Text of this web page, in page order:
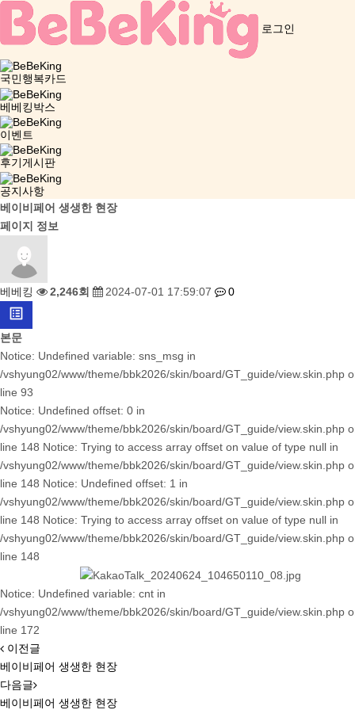
로그인
국민행복카드
베베킹박스
이벤트
후기게시판
공지사항
베이비페어 생생한 현장
페이지 정보
베베킹 2,246회 2024-07-01 17:59:07 0
list_alt
본문
Notice: Undefined variable: sns_msg in
/vshyung02/www/theme/bbk2026/skin/board/GT_guide/view.skin.php
line 93
Notice: Undefined offset: 0 in
/vshyung02/www/theme/bbk2026/skin/board/GT_guide/view.skin.php
line 148 Notice: Trying to access array offset on value of type null in
/vshyung02/www/theme/bbk2026/skin/board/GT_guide/view.skin.php
line 148 Notice: Undefined offset: 1 in
/vshyung02/www/theme/bbk2026/skin/board/GT_guide/view.skin.php
line 148 Notice: Trying to access array offset on value of type null in
/vshyung02/www/theme/bbk2026/skin/board/GT_guide/view.skin.php
line 148
Notice: Undefined variable: cnt in
/vshyung02/www/theme/bbk2026/skin/board/GT_guide/view.skin.php
line 172
이전글
베이비페어 생생한 현장
다음글
베이비페어 생생한 현장